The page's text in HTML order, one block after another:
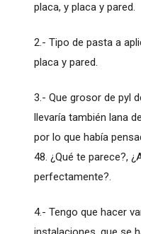
placa, y placa y pared.
2.- Tipo de pasta a
placa y pared.
3.- Que grosor de pyl
llevaría también lana
por lo que había
48. ¿Qué te parece?,
perfectamente?.
4.- Tengo que hacer